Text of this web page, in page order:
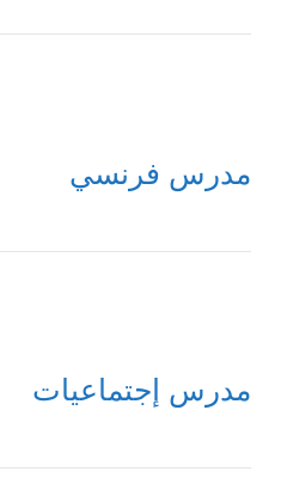
مدرس فرنسي
مدرس إجتماعيات